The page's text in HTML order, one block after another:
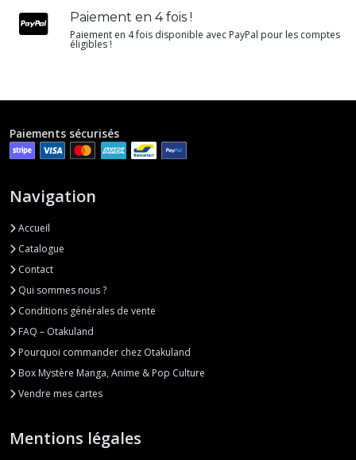
Paiement en 4 fois !
Paiement en 4 fois disponible avec PayPal pour les comptes
éligibles !
Paiements sécurisés
Navigation
Accueil
Catalogue
Contact
Qui sommes nous ?
Conditions générales de vente
FAQ – Otakuland
Pourquoi commander chez Otakuland
Box Mystère Manga, Anime & Pop Culture
Vendre mes cartes
Mentions légales